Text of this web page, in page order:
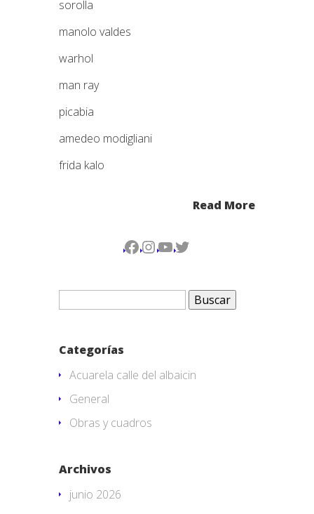
sorolla
manolo valdes
warhol
man ray
picabia
amedeo modigliani
frida kalo
Read More
Facebook
Instagram
YouTube
Twitter
Buscar:
Categorías
Acuarela calle del albaicin
General
Obras y cuadros
Archivos
junio 2026